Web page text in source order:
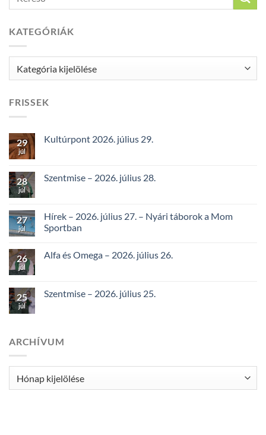
KATEGÓRIÁK
FRISSEK
29
júl
Kultúrpont 2026. július 29.
28
júl
Szentmise – 2026. július 28.
27
júl
Hírek – 2026. július 27. – Nyári táborok a Mom
Sportban
26
júl
Alfa és Omega – 2026. július 26.
25
júl
Szentmise – 2026. július 25.
ARCHÍVUM